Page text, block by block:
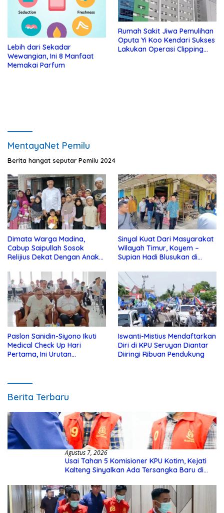
Lebih dari Sekadar
Wewangian, Ini 8 Manfaat
Memakai Parfum
Rumah Sakit Jiwa Pemulihan
Oputa Yi Koo Kendari Sukses
Lakukan Operasi Clipping
MentayaNet Pemilu
Berita hangat seputar Pemilu 2024
Dimata Warga Madina,
Cabup Saipullah Sosok
Relijius Dekat Dengan Anak
Sinyal Kuat Dari Masyarakat
Wilayah Timur, Koyem –
Supian Hadi Blusukan di
Paslon Sanidin-Siyono Ikuti
Medical Check Up Hari
Pertama, Ini Urutan
Iswanti-Mistius Mendaftarkan
Diri di KPU Seruyan Diantar
Diiringi Ribuan Pendukung
Berita Terbaru
Agustus 7, 2026
Usai Tahan 5 Komisioner KPU Kotim, Kejati
Kalteng Sinyalkan Ada Tersangka Baru di